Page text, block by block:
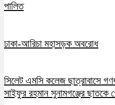
পালিত
ঢাকা-আরিচা মহাসড়ক অবরোধ
সিলেট এমসি কলেজ ছাত্রাবাসে
সাইফুর রহমান সুনামগঞ্জের ছাতকে